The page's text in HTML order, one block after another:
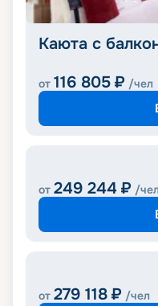
Каюта с
от 116 805 ₽ /чел
от 249 244 ₽ /чел
от 279 118 ₽ /чел